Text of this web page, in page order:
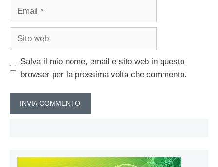
Salva il mio nome, email e sito web in questo
browser per la prossima volta che commento.